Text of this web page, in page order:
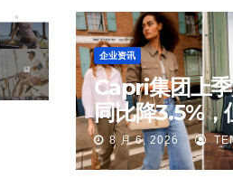
企业资讯
Capri集团上
同比降3.5%，
期；Michael
中国市场持续
8 月 6, 2026